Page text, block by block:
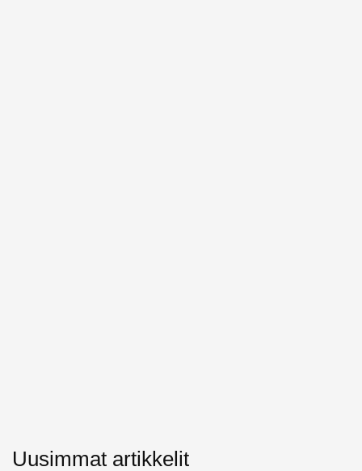
Uusimmat artikkelit